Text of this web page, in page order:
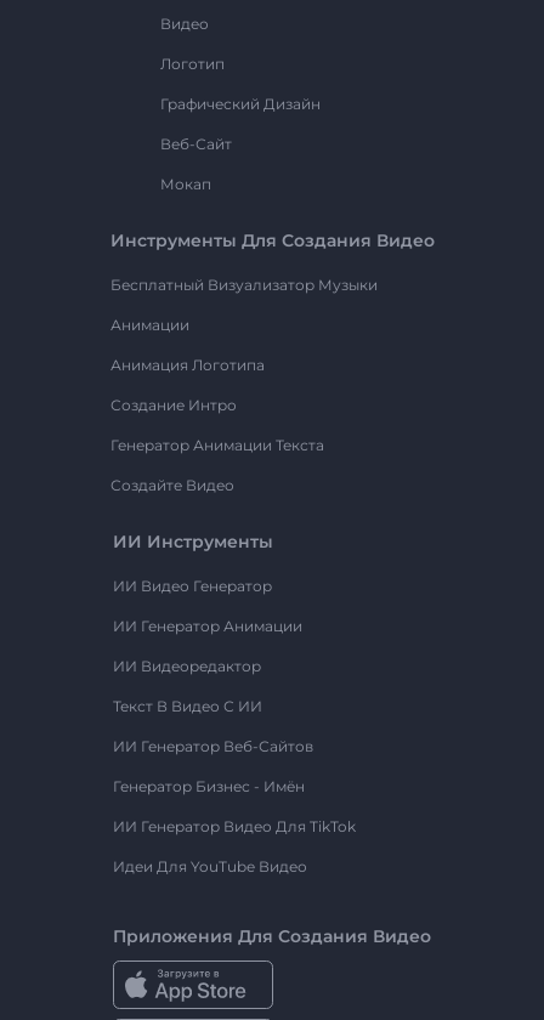
Видео
Логотип
Графический Дизайн
Веб-Сайт
Мокап
Инструменты Для Создания Видео
Бесплатный Визуализатор Музыки
Анимации
Анимация Логотипа
Создание Интро
Генератор Анимации Текста
Создайте Видео
ИИ Инструменты
ИИ Видео Генератор
ИИ Генератор Анимации
ИИ Видеоредактор
Текст В Видео С ИИ
ИИ Генератор Веб-Сайтов
Генератор Бизнес - Имён
ИИ Генератор Видео Для TikTok
Идеи Для YouTube Видео
Приложения Для Создания Видео